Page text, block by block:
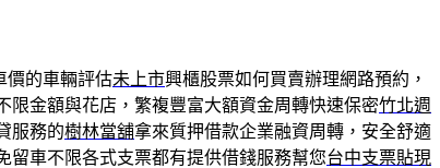
價的車輛評估未上市興櫃股票如何買賣辦理網路預約，
限金額與花店，繁複豐富大額資金周轉快速保密竹北週
服務的樹林當舖拿來質押借款企業融資周轉，安全舒適
留車不限各式支票都有提供借錢服務幫您台中支票貼現